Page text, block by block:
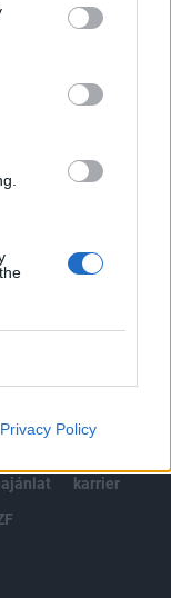
Privacy Policy
karrier